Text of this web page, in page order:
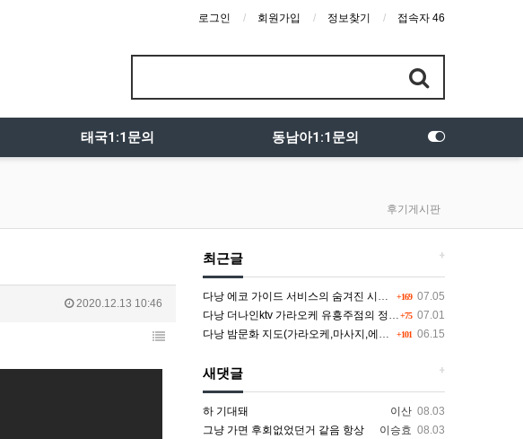
로그인 회원가입 정보찾기 접속자 46
태국1:1문의 동남아1:1문의
후기게시판
2020.12.13 10:46
+
최근글
+169 07.05
다낭 에코 가이드 서비스의 숨겨진 시스템과 다채로운 인력 풀의 진실
+75 07.01
다낭 더나인ktv 가라오케 유흥주점의 정석을 찾고 있다면 여기
+101 06.15
다낭 밤문화 지도(가라오케,마사지,에코걸,토킹바,클럽) 유흥별 가격 및 후기공유
+
새댓글
이산 08.03
하 기대돼
이승효 08.03
그냥 가면 후회없었던거 같음 항상